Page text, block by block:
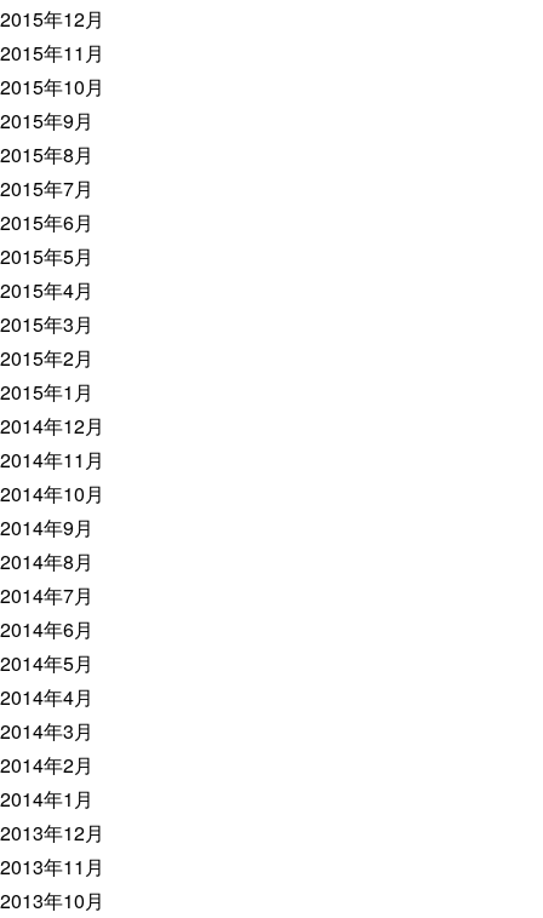
2015年12月
2015年11月
2015年10月
2015年9月
2015年8月
2015年7月
2015年6月
2015年5月
2015年4月
2015年3月
2015年2月
2015年1月
2014年12月
2014年11月
2014年10月
2014年9月
2014年8月
2014年7月
2014年6月
2014年5月
2014年4月
2014年3月
2014年2月
2014年1月
2013年12月
2013年11月
2013年10月